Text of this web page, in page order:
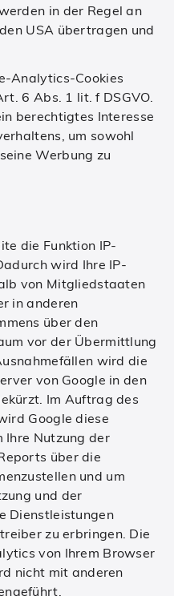
in der Regel an
USA übertragen und
Analytics-Cookies
6 Abs. 1 lit. f DSGVO.
berechtigtes Interesse
um sowohl
Werbung zu
die Funktion IP-
wird Ihre IP-
von Mitgliedstaaten
in anderen
über den
vor der Übermittlung
wird die
von Google in den
Im Auftrag des
Google diese
Ihre Nutzung der
über die
und um
und der
Dienstleistungen
zu erbringen. Die
von Ihrem Browser
nicht mit anderen